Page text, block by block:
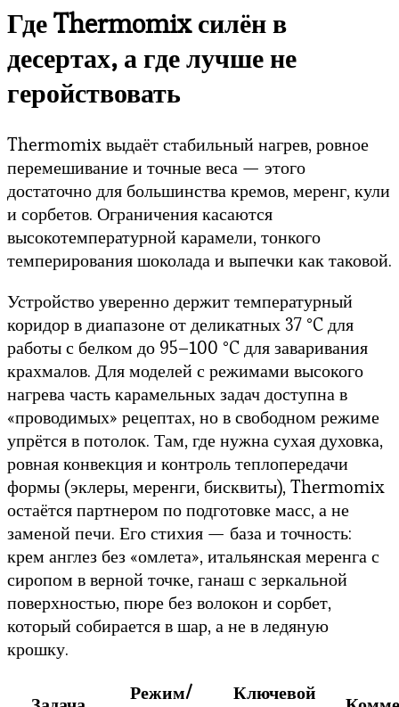
Где Thermomix силён в
десертах, а где лучше не
геройствовать
Thermomix выдаёт стабильный нагрев, ровное
перемешивание и точные веса — этого
достаточно для большинства кремов, меренг, кули
и сорбетов. Ограничения касаются
высокотемпературной карамели, тонкого
темперирования шоколада и выпечки как таковой.
Устройство уверенно держит температурный
коридор в диапазоне от деликатных 37 °C для
работы с белком до 95–100 °C для заваривания
крахмалов. Для моделей с режимами высокого
нагрева часть карамельных задач доступна в
«проводимых» рецептах, но в свободном режиме
упрётся в потолок. Там, где нужна сухая духовка,
ровная конвекция и контроль теплопередачи
формы (эклеры, меренги, бисквиты), Thermomix
остаётся партнером по подготовке масс, а не
заменой печи. Его стихия — база и точность:
крем англез без «омлета», итальянская меренга с
сиропом в верной точке, ганаш с зеркальной
поверхностью, пюре без волокон и сорбет,
который собирается в шар, а не в ледяную
крошку.
Режим/
Ключевой